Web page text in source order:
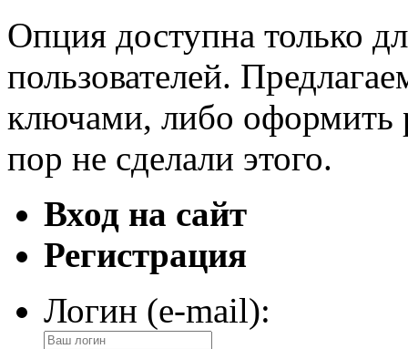
Опция доступна только
пользователей.
ключами, либо оформить
пор не сделали этого.
Вход на сайт
Регистрация
Логин (e-mail):